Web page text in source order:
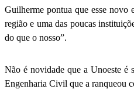
Guilherme pontua que esse novo
região e uma das poucas
do que o nosso”.
Não é novidade que a Unoeste é
Engenharia Civil que a ranqueou